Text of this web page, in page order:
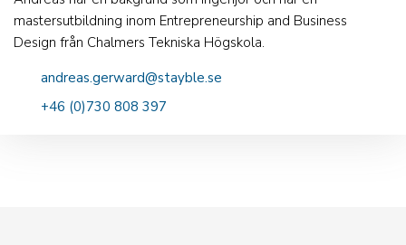
mastersutbildning inom Entrepreneurship and Business
Design från Chalmers Tekniska Högskola.
andreas.gerward@stayble.se
+46 (0)730 808 397